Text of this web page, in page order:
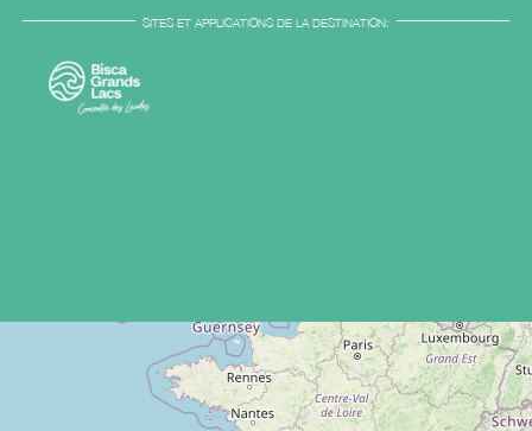
SITES ET APPLICATIONS DE LA DESTINATION: